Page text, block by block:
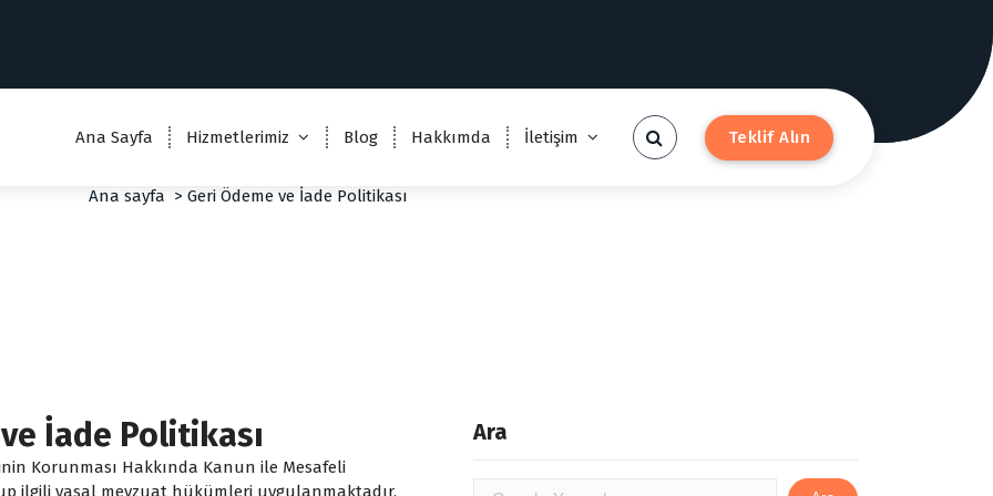
Ana Sayfa Hizmetlerimiz Blog Hakkımda İletişim Teklif Alın
Geri Ödeme ve İade Politikası
Ana sayfa > Geri Ödeme ve İade Politikası
İade Politikası
Korunması Hakkında Kanun ile Mesafeli
ilgili yasal mevzuat hükümleri uygulanmaktadır.
Ara